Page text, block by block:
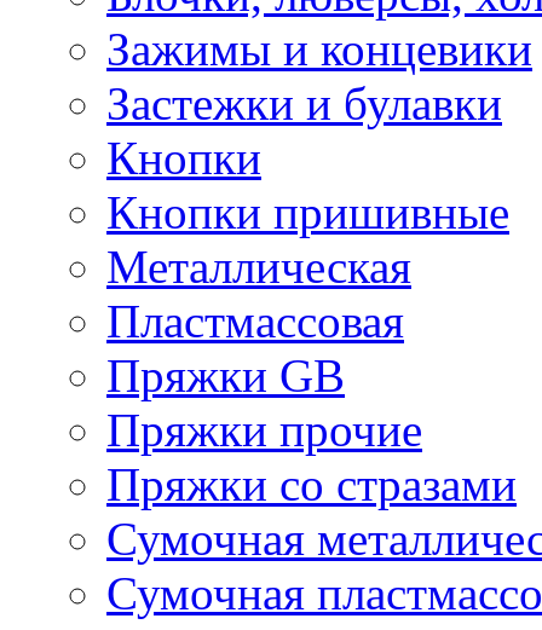
Зажимы и концевики
Застежки и булавки
Кнопки
Кнопки пришивные
Металлическая
Пластмассовая
Пряжки GB
Пряжки прочие
Пряжки со стразами
Сумочная
Сумочная